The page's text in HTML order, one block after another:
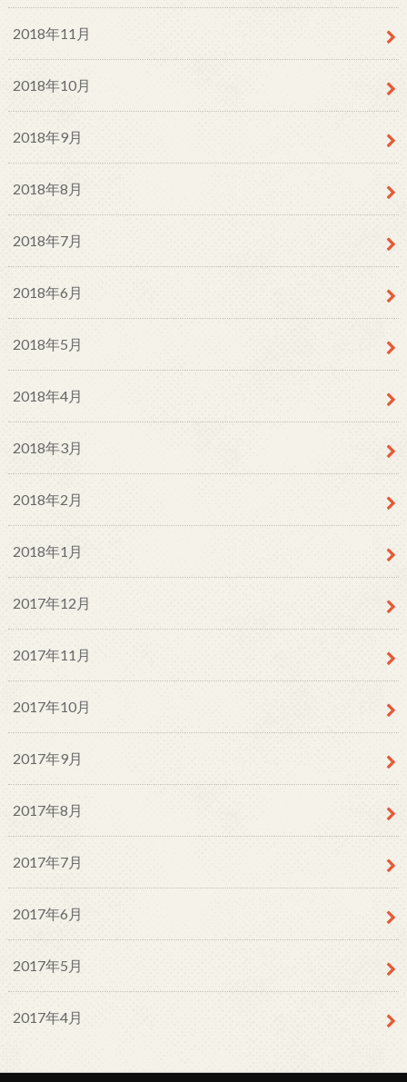
2018年11月
2018年10月
2018年9月
2018年8月
2018年7月
2018年6月
2018年5月
2018年4月
2018年3月
2018年2月
2018年1月
2017年12月
2017年11月
2017年10月
2017年9月
2017年8月
2017年7月
2017年6月
2017年5月
2017年4月